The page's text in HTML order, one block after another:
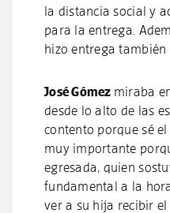
la distancia social y
para la entrega.
hizo entrega
José Gómez miraba
desde lo alto de las
contento porque sé
muy importante
egresada, quien
fundamental a la
ver a su hija recibir